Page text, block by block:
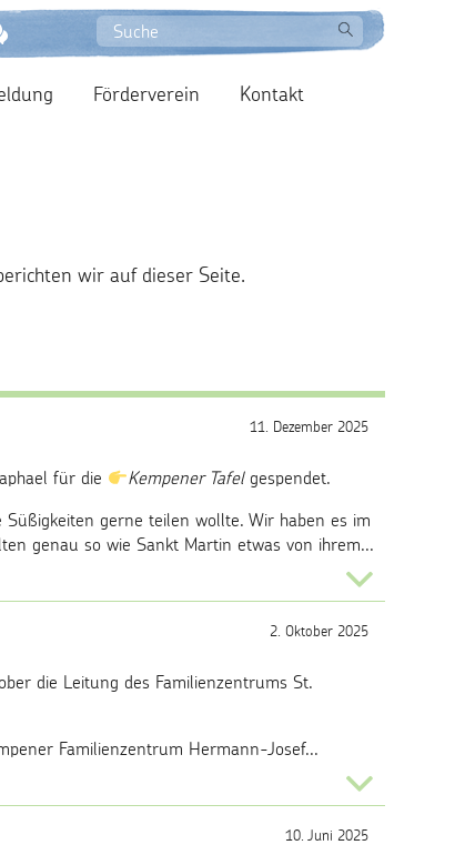
Förderverein Kontakt
wir auf dieser Seite.
11. Dezember 2025
für die Kempener Tafelgespendet.
gerne teilen wollte. Wir haben es im
genau so wie Sankt Martin etwas von ihrem...
2. Oktober 2025
die Leitung des Familienzentrums St.
Familienzentrum Hermann-Josef...
10. Juni 2025